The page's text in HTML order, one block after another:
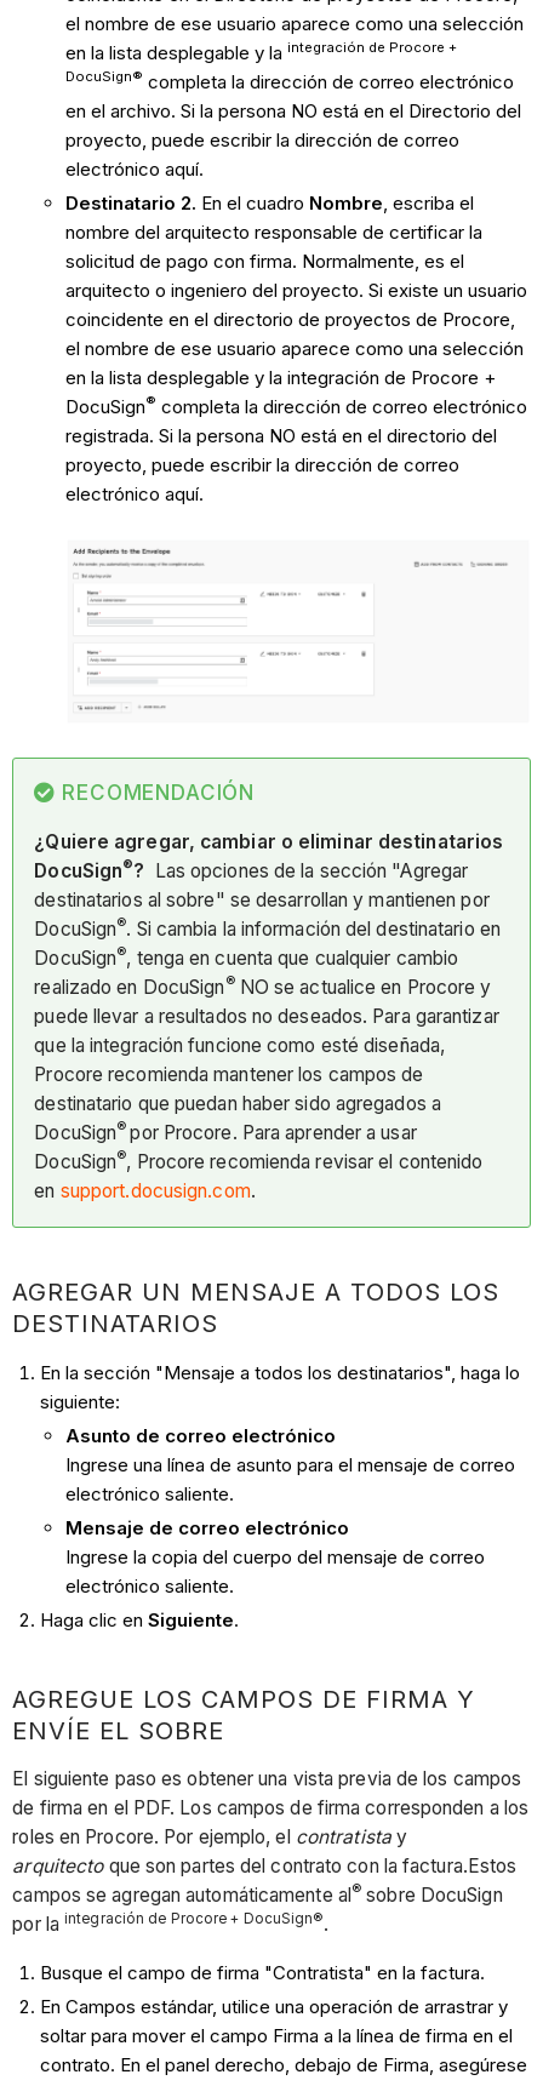
el nombre de ese usuario aparece como una selección
en la lista desplegable y la integración de Procore +
DocuSign® completa la dirección de correo electrónico
en el archivo. Si la persona NO está en el Directorio del
proyecto, puede escribir la dirección de correo
electrónico aquí.
Destinatario 2. En el cuadro Nombre , escriba el
nombre del arquitecto responsable de certificar la
solicitud de pago con firma. Normalmente, es el
arquitecto o ingeniero del proyecto. Si existe un usuario
coincidente en el directorio de proyectos de Procore,
el nombre de ese usuario aparece como una selección
en la lista desplegable y la integración de Procore +
DocuSign® completa la dirección de correo electrónico
registrada. Si la persona NO está en el directorio del
proyecto, puede escribir la dirección de correo
electrónico aquí.
RECOMENDACIÓN
¿Quiere agregar, cambiar o eliminar destinatarios
DocuSign®? Las opciones de la sección "Agregar
destinatarios al sobre" se desarrollan y mantienen por
DocuSign®. Si cambia la información del destinatario en
DocuSign®, tenga en cuenta que cualquier cambio
realizado en DocuSign ®NO se actualice en Procore y
puede llevar a resultados no deseados. Para garantizar
que la integración funcione como esté diseñada,
Procore recomienda mantener los campos de
destinatario que puedan haber sido agregados a
DocuSign®por Procore. Para aprender a usar
DocuSign®, Procore recomienda revisar el contenido
en support.docusign.com.
AGREGAR UN MENSAJE A TODOS LOS
DESTINATARIOS
En la sección "Mensaje a todos los destinatarios", haga lo
siguiente:
Asunto de correo electrónico
Ingrese una línea de asunto para el mensaje de correo
electrónico saliente.
Mensaje de correo electrónico
Ingrese la copia del cuerpo del mensaje de correo
electrónico saliente.
Haga clic en Siguiente.
AGREGUE LOS CAMPOS DE FIRMA Y
ENVÍE EL SOBRE
El siguiente paso es obtener una vista previa de los campos
de firma en el PDF. Los campos de firma corresponden a los
roles en Procore. Por ejemplo, el contratistay
arquitecto que son partes del contrato con la factura.Estos
campos se agregan automáticamente al® sobre DocuSign
por laintegración de Procore + DocuSign®.
Busque el campo de firma "Contratista" en la factura.
En Campos estándar, utilice una operación de arrastrar y
soltar para mover el campo Firma a la línea de firma en el
contrato. En el panel derecho, debajo de Firma, asegúrese